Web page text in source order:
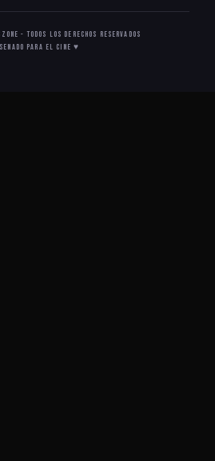
- Todos los derechos reservados
para el cine ♥